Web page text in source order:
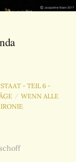
- TEIL 6 -
/ WENN ALLE